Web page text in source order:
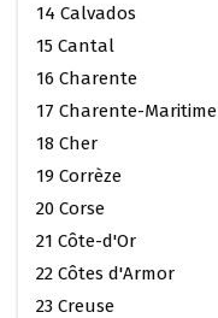
14 Calvados
15 Cantal
16 Charente
17 Charente-Maritime
18 Cher
19 Corrèze
20 Corse
21 Côte-d'Or
22 Côtes d'Armor
23 Creuse